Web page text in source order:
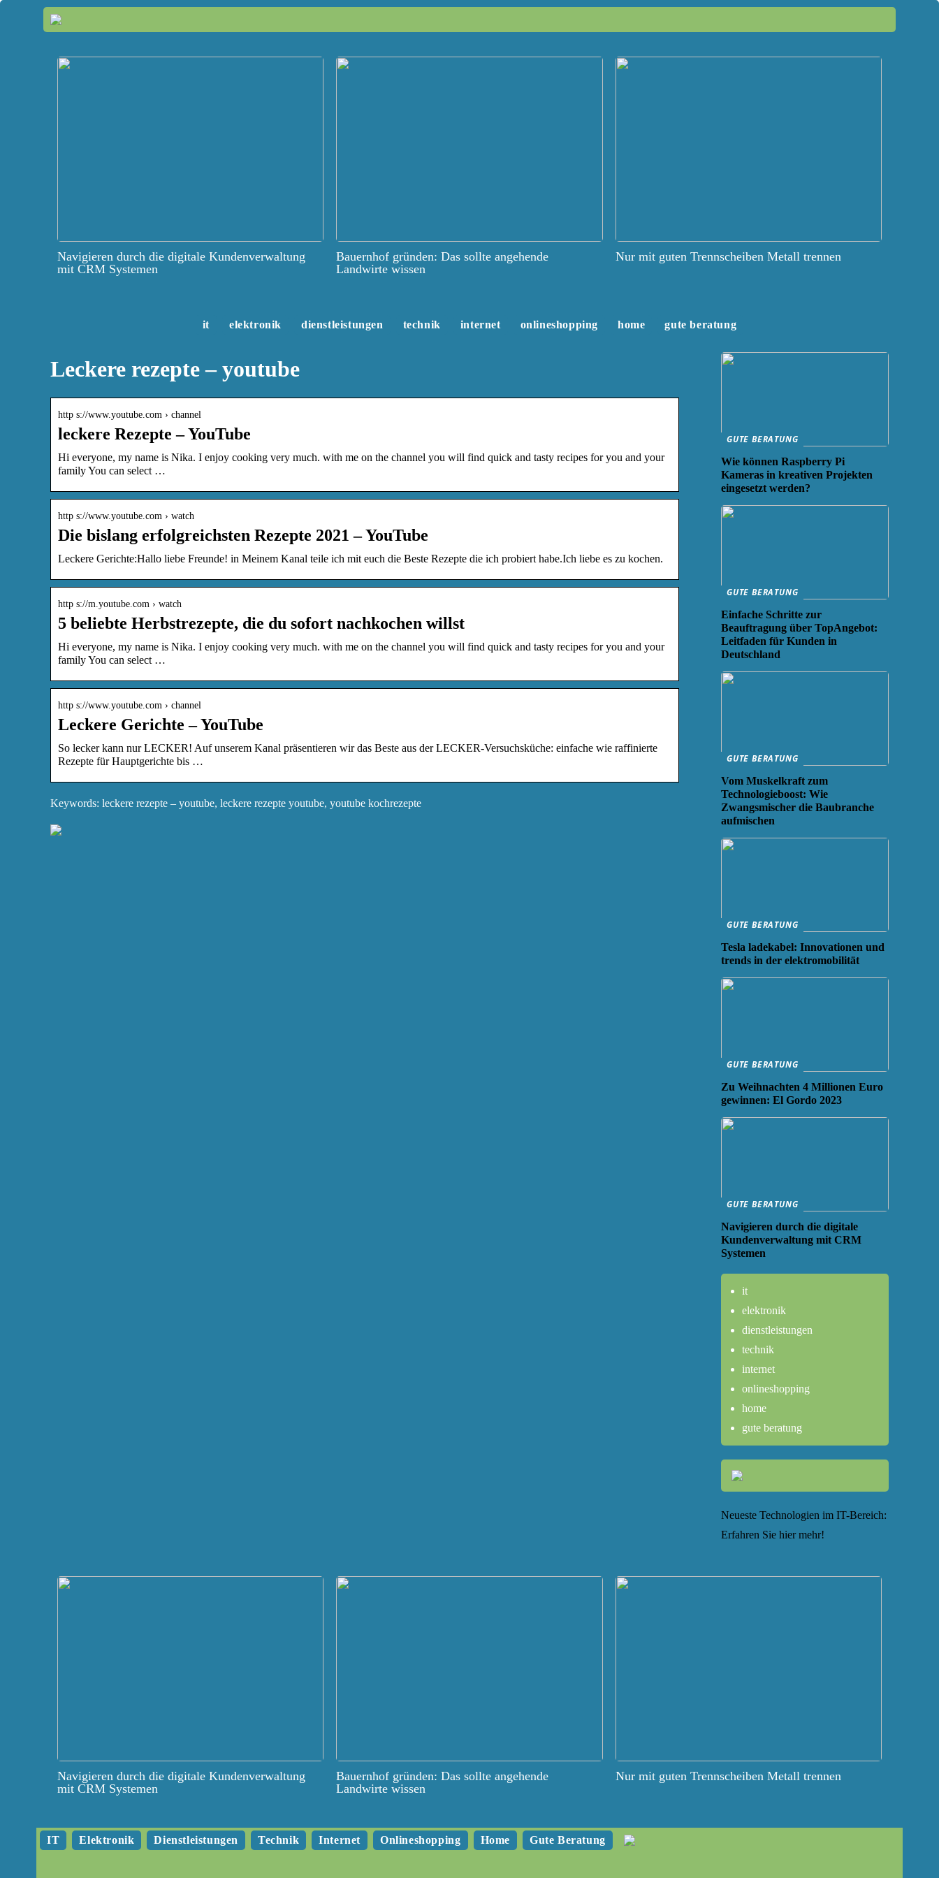
Navigieren durch die digitale Kundenverwaltung
mit CRM Systemen
Bauernhof gründen: Das sollte angehende
Landwirte wissen
Nur mit guten Trennscheiben Metall trennen
it elektronik dienstleistungen technik internet onlineshopping home gute beratung
Leckere rezepte – youtube
http s://www.youtube.com › channel
leckere Rezepte – YouTube
Hi everyone, my name is Nika. I enjoy cooking very much. with me on the channel you will find quick and tasty recipes for you and your
family You can select …
http s://www.youtube.com › watch
Die bislang erfolgreichsten Rezepte 2021 – YouTube
Leckere Gerichte:Hallo liebe Freunde! in Meinem Kanal teile ich mit euch die Beste Rezepte die ich probiert habe.Ich liebe es zu kochen.
http s://m.youtube.com › watch
5 beliebte Herbstrezepte, die du sofort nachkochen willst
Hi everyone, my name is Nika. I enjoy cooking very much. with me on the channel you will find quick and tasty recipes for you and your
family You can select …
http s://www.youtube.com › channel
Leckere Gerichte – YouTube
So lecker kann nur LECKER! Auf unserem Kanal präsentieren wir das Beste aus der LECKER-Versuchsküche: einfache wie raffinierte
Rezepte für Hauptgerichte bis …
Keywords: leckere rezepte – youtube, leckere rezepte youtube, youtube kochrezepte
GUTE BERATUNG
Wie können Raspberry Pi
Kameras in kreativen Projekten
eingesetzt werden?
GUTE BERATUNG
Einfache Schritte zur
Beauftragung über TopAngebot:
Leitfaden für Kunden in
Deutschland
GUTE BERATUNG
Vom Muskelkraft zum
Technologieboost: Wie
Zwangsmischer die Baubranche
aufmischen
GUTE BERATUNG
Tesla ladekabel: Innovationen und
trends in der elektromobilität
GUTE BERATUNG
Zu Weihnachten 4 Millionen Euro
gewinnen: El Gordo 2023
GUTE BERATUNG
Navigieren durch die digitale
Kundenverwaltung mit CRM
Systemen
it
elektronik
dienstleistungen
technik
internet
onlineshopping
home
gute beratung
Neueste Technologien im IT-Bereich:
Erfahren Sie hier mehr!
Navigieren durch die digitale Kundenverwaltung
mit CRM Systemen
Bauernhof gründen: Das sollte angehende
Landwirte wissen
Nur mit guten Trennscheiben Metall trennen
IT Elektronik Dienstleistungen Technik Internet Onlineshopping Home Gute Beratung